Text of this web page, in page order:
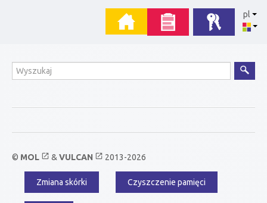
pl
Wyszukiwanie
© MOL open_in_new & VULCAN open_in_new 2013-2026
MenuZmiana skórki Czyszczenie pamięci